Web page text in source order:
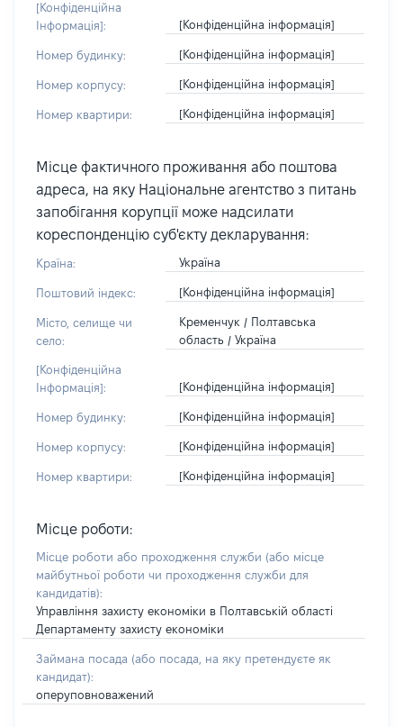
[Конфіденційна
Інформація]:
[Конфіденційна інформація]
Номер будинку: [Конфіденційна інформація]
Номер корпусу: [Конфіденційна інформація]
Номер квартири: [Конфіденційна інформація]
Місце фактичного проживання або поштова
адреса, на яку Національне агентство з питань
запобігання корупції може надсилати
кореспонденцію суб'єкту декларування:
Країна: Україна
Поштовий індекс: [Конфіденційна інформація]
Місто, селище чи
село:
Кременчук / Полтавська
область / Україна
[Конфіденційна
Інформація]:
[Конфіденційна інформація]
Номер будинку: [Конфіденційна інформація]
Номер корпусу: [Конфіденційна інформація]
Номер квартири: [Конфіденційна інформація]
Місце роботи:
Місце роботи або проходження служби (або місце
майбутньої роботи чи проходження служби для
кандидатів):
Управління захисту економіки в Полтавській області
Департаменту захисту економіки
Займана посада (або посада, на яку претендуєте як
кандидат):
оперуповноважений